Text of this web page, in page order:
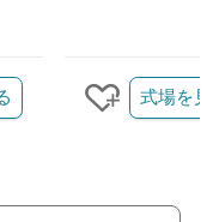
クリップす
式場を見